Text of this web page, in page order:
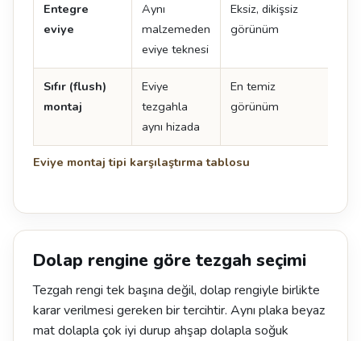
Eviye montaj tipi karşılaştırma tablosu
Entegre
eviye
Aynı
malzemeden
eviye teknesi
Eksiz, dikişsiz
görünüm
Sıfır (flush)
montaj
Eviye
tezgahla
aynı hizada
En temiz
görünüm
Dolap rengine göre tezgah seçimi
Tezgah rengi tek başına değil, dolap rengiyle birlikte
karar verilmesi gereken bir tercihtir. Aynı plaka beyaz
mat dolapla çok iyi durup ahşap dolapla soğuk